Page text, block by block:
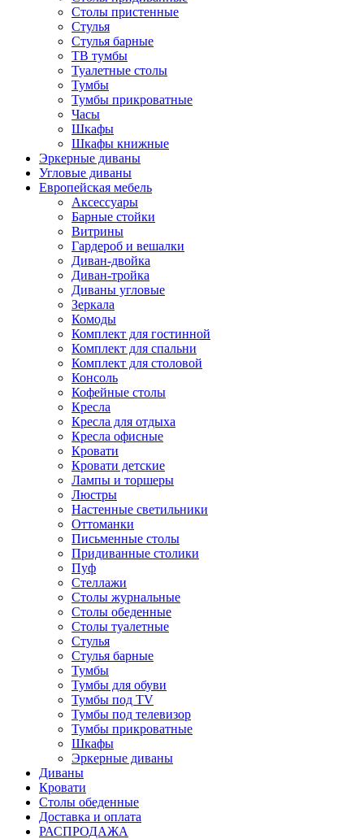
Столы пристенные
Стулья
Стулья барные
ТВ тумбы
Туалетные столы
Тумбы
Тумбы прикроватные
Часы
Шкафы
Шкафы книжные
Эркерные диваны
Угловые диваны
Европейская мебель
Аксессуары
Барные стойки
Витрины
Гардероб и вешалки
Диван-двойка
Диван-тройка
Диваны угловые
Зеркала
Комоды
Комплект для гостинной
Комплект для спальни
Комплект для столовой
Консоль
Кофейные столы
Кресла
Кресла для отдыха
Кресла офисные
Кровати
Кровати детские
Лампы и торшеры
Люстры
Настенные светильники
Оттоманки
Письменные столы
Придиванные столики
Пуф
Стеллажи
Столы журнальные
Столы обеденные
Столы туалетные
Стулья
Стулья барные
Тумбы
Тумбы для обуви
Тумбы под TV
Тумбы под телевизор
Тумбы прикроватные
Шкафы
Эркерные диваны
Диваны
Кровати
Столы обеденные
Доставка и оплата
РАСПРОДАЖА